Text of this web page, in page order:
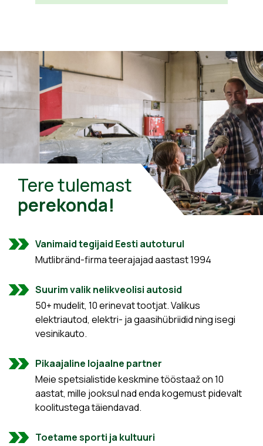
Tere tulemast
perekonda!
Vanimaid tegijaid Eesti autoturul
Mutlibränd-firma teerajajad aastast 1994
Suurim valik nelikveolisi autosid
50+ mudelit, 10 erinevat tootjat. Valikus
elektriautod, elektri- ja gaasihübriidid ning isegi
vesinikauto.
Pikaajaline lojaalne partner
Meie spetsialistide keskmine tööstaaž on 10
aastat, mille jooksul nad enda kogemust pidevalt
koolitustega täiendavad.
Toetame sporti ja kultuuri